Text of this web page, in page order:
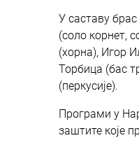
У саставу
(соло корнет,
(хорна), Игор
Торбица (бас
(перкусије).
Програми у
заштите које